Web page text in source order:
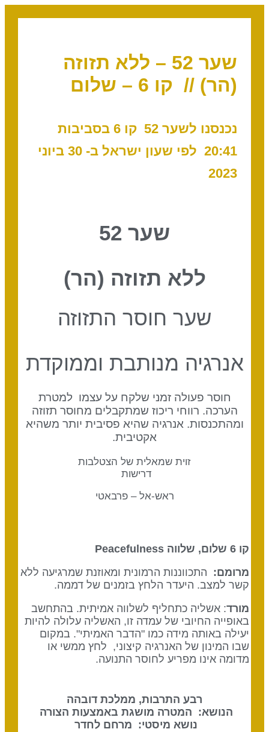
שער 52 – ללא תזוזה
(הר) // קו 6 – שלום
נכנסנו לשער 52 קו 6
בסביבות
20:41
לפי שעון ישראל ב- 30 ביוני
2023
שער 52
ללא תזוזה (הר)
שער חוסר התזוזה
אנרגיה מנותבת וממוקדת
חוסר פעולה זמני שלקח על עצמו למטרת
הערכה. רווחי ריכוז שמתקבלים מחוסר תזוזה
ומהתכנסות. אנרגיה שהיא פסיבית יותר משהיא
אקטיבית.
זוית שמאלית של הצטלבות
דרישות
ראש-אל – פרבאטי
קו 6 שלום, שלווה
Peacefulness
מרומם:התכווננות הרמונית ומאוזנת שמרגיעה ללא
קשר למצב. היעדר הלחץ בזמנים של דממה.
מורד: אשליה כתחליף לשלווה אמיתית. בהתחשב
באופייה החיובי של עמדה זו, האשליה עלולה להיות
יעילה באותה מידה כמו "הדבר האמיתי". במקום
שבו המינון של האנרגיה קיצוני, לחץ ממשי או
מדומה אינו מפריע לחוסר התנועה.
רבע התרבות, ממלכת דובהה
הנושא: המטרה מושגת באמצעות הצורה
נושא מיסטי: מרחם לחדר